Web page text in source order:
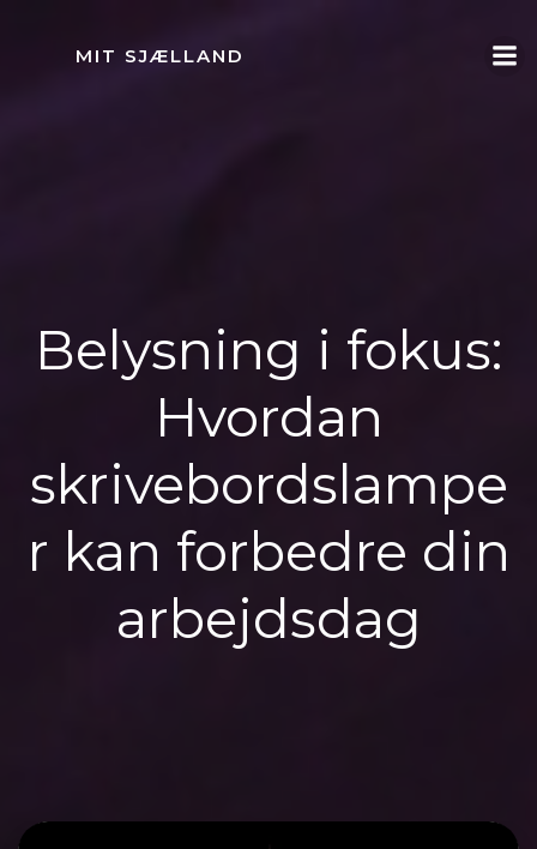
MIT SJÆLLAND
Belysning i fokus:
Hvordan
skrivebordslampe
r kan forbedre din
arbejdsdag